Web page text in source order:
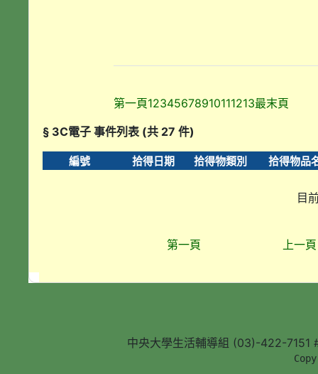
第一頁12345678910111213最末頁
§ 3C電子 事件列表 (共 27 件)
編號 拾得日期 拾得物類別 拾得物品
目
第一頁 上一頁
中央大學生活輔導組 (03)-422-7151